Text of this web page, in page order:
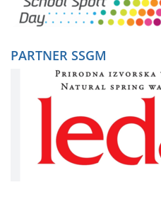
PARTNER SSGM